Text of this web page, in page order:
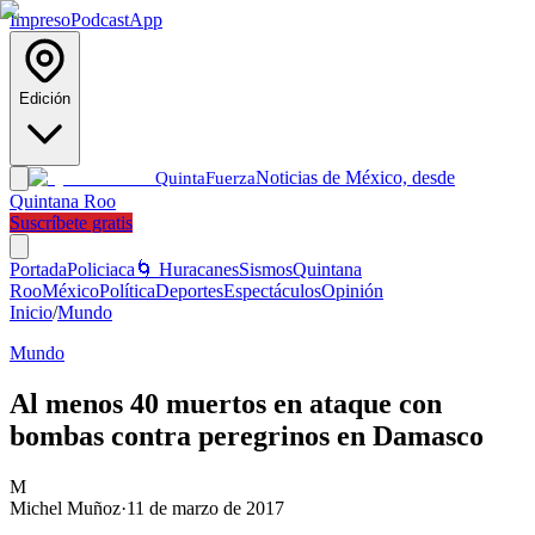
ImpresoPodcastApp
Edición
QuintaFuerzaNoticias de México, desde
Quintana Roo
Suscríbete gratis
PortadaPoliciaca 🌀 HuracanesSismosQuintana
RooMéxicoPolíticaDeportesEspectáculosOpinión
Inicio/Mundo
Mundo
Al menos 40 muertos en ataque con
bombas contra peregrinos en Damasco
M
Michel Muñoz·11 de marzo de 2017